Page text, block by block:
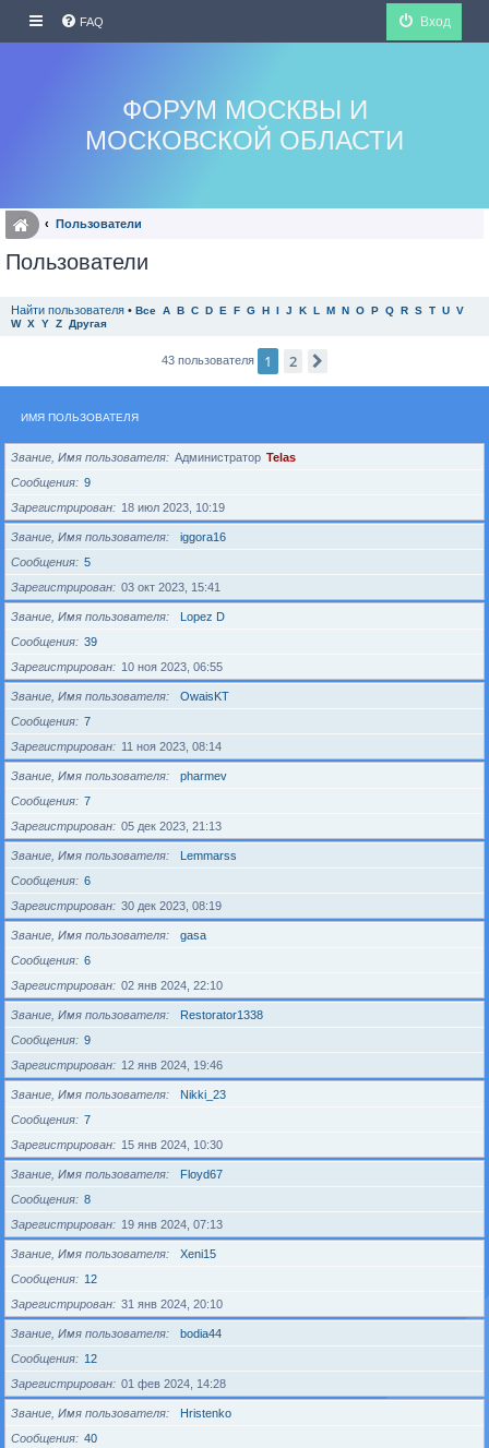
FAQ Вход
ФОРУМ МОСКВЫ И
МОСКОВСКОЙ ОБЛАСТИ
Пользователи
Пользователи
Найти пользователя • Все A B C D E F G H I J K L M N O P Q R S T U V
W X Y Z Другая
43 пользователя 1 2
ИМЯ ПОЛЬЗОВАТЕЛЯ
Звание, Имя пользователя Администратор Telas
Сообщения
9
Зарегистрирован
18 июл 2023, 10:19
Звание, Имя пользователя
iggora16
Сообщения
5
Зарегистрирован
03 окт 2023, 15:41
Звание, Имя пользователя
Lopez D
Сообщения
39
Зарегистрирован
10 ноя 2023, 06:55
Звание, Имя пользователя
OwaisKT
Сообщения
7
Зарегистрирован
11 ноя 2023, 08:14
Звание, Имя пользователя
pharmev
Сообщения
7
Зарегистрирован
05 дек 2023, 21:13
Звание, Имя пользователя
Lemmarss
Сообщения
6
Зарегистрирован
30 дек 2023, 08:19
Звание, Имя пользователя
gasa
Сообщения
6
Зарегистрирован
02 янв 2024, 22:10
Звание, Имя пользователя
Restorator1338
Сообщения
9
Зарегистрирован
12 янв 2024, 19:46
Звание, Имя пользователя
Nikki_23
Сообщения
7
Зарегистрирован
15 янв 2024, 10:30
Звание, Имя пользователя
Floyd67
Сообщения
8
Зарегистрирован
19 янв 2024, 07:13
Звание, Имя пользователя
Xeni15
Сообщения
12
Зарегистрирован
31 янв 2024, 20:10
Звание, Имя пользователя
bodia44
Сообщения
12
Зарегистрирован
01 фев 2024, 14:28
Звание, Имя пользователя
Hristenko
Сообщения
40